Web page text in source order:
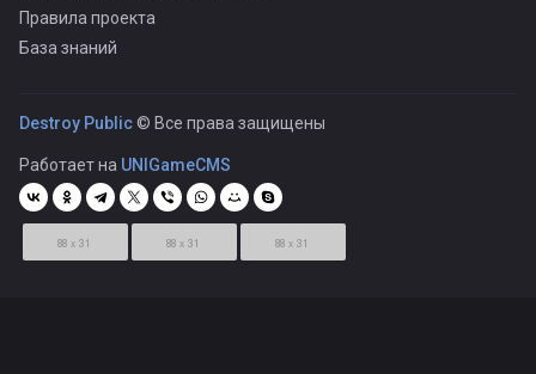
Правила проекта
База знаний
Destroy Public© Все права защищены
Работает на UNIGameCMS